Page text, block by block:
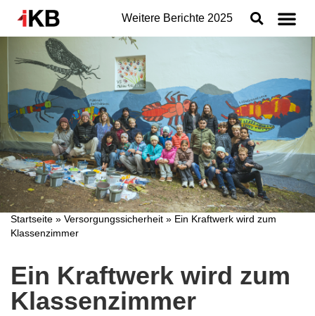
Weitere Berichte 2025
Nachhaltigkeit
Geschäftsbereiche der IKB
Organisation
Jahresabschluss
Konzern
Startseite » Versorgungssicherheit » Ein Kraftwerk wird zum
Klassenzimmer
Ein Kraftwerk wird zum
Klassenzimmer